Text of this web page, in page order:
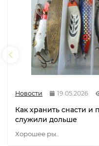
Новости 19.05.2026
Как хранить снасти и
служили дольше
Хорошее ры..